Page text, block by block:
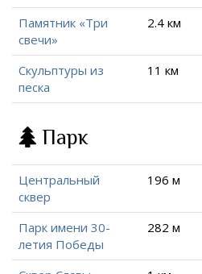
Памятник «Три
свечи»
2.4 км
Скульптуры из
песка
11 км
Парк
Центральный
сквер
196 м
Парк имени 30-
летия Победы
282 м